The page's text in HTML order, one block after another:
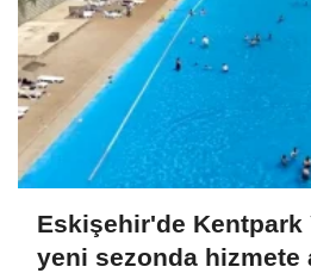
Eskişehir'de Kentpark
yeni sezonda hizmete